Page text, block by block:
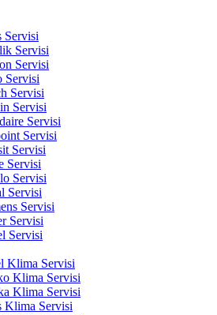
Servisi
Servisi
Servisi
Servisi
Servisi
Servisi
Servisi
Servisi
Servisi
Servisi
Servisi
Servisi
Servisi
Servisi
Servisi
Klima Servisi
Klima Servisi
Klima Servisi
Klima Servisi